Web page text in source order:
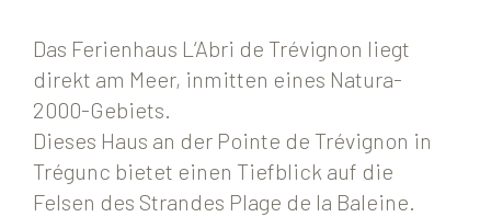
Das Ferienhaus L‘Abri de Trévignon liegt
direkt am Meer, inmitten eines Natura-
2000-Gebiets.
Dieses Haus an der Pointe de Trévignon in
Trégunc bietet einen Tiefblick auf die
Felsen des Strandes Plage de la Baleine.